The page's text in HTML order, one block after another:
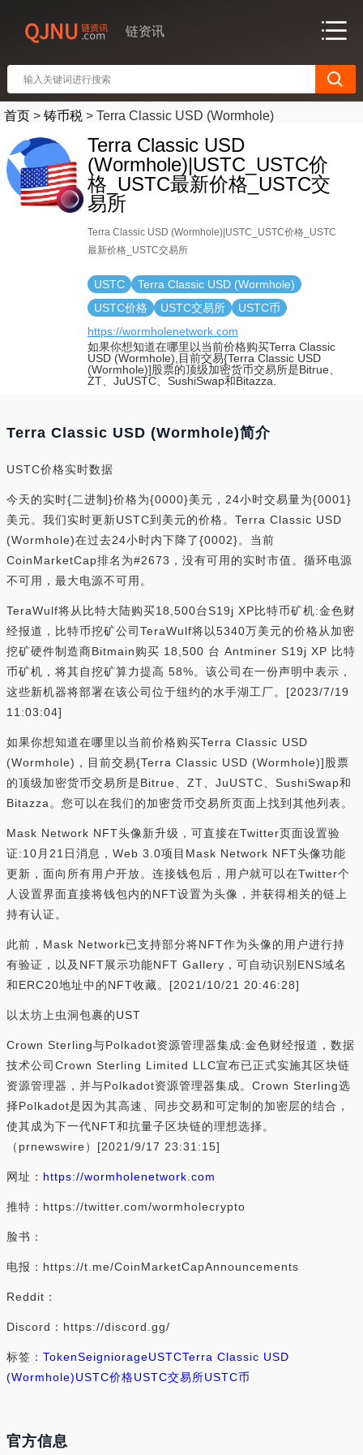
链资讯
首页 > 铸币税 > Terra Classic USD (Wormhole)
Terra Classic USD
(Wormhole)|USTC_USTC价
格_USTC最新价格_USTC交
易所
Terra Classic USD (Wormhole)|USTC_USTC价格_USTC
最新价格_USTC交易所
USTC
Terra Classic USD (Wormhole)
USTC价格
USTC交易所
USTC币
https://wormholenetwork.com
如果你想知道在哪里以当前价格购买Terra Classic
USD (Wormhole),目前交易{Terra Classic USD
(Wormhole)]股票的顶级加密货币交易所是Bitrue、
ZT、JuUSTC、SushiSwap和Bitazza.
Terra Classic USD (Wormhole)简介
USTC价格实时数据
今天的实时{二进制}价格为{0000}美元，24小时交易量为{0001}
美元。我们实时更新USTC到美元的价格。Terra Classic USD
(Wormhole)在过去24小时内下降了{0002}。当前
CoinMarketCap排名为#2673，没有可用的实时市值。循环电源
不可用，最大电源不可用。
TeraWulf将从比特大陆购买18,500台S19j XP比特币矿机:金色财
经报道，比特币挖矿公司TeraWulf将以5340万美元的价格从加密
挖矿硬件制造商Bitmain购买 18,500 台 Antminer S19j XP 比特
币矿机，将其自挖矿算力提高 58%。该公司在一份声明中表示，
这些新机器将部署在该公司位于纽约的水手湖工厂。[2023/7/19
11:03:04]
如果你想知道在哪里以当前价格购买Terra Classic USD
(Wormhole)，目前交易{Terra Classic USD (Wormhole)]股票
的顶级加密货币交易所是Bitrue、ZT、JuUSTC、SushiSwap和
Bitazza。您可以在我们的加密货币交易所页面上找到其他列表。
Mask Network NFT头像新升级，可直接在Twitter页面设置验
证:10月21日消息，Web 3.0项目Mask Network NFT头像功能
更新，面向所有用户开放。连接钱包后，用户就可以在Twitter个
人设置界面直接将钱包内的NFT设置为头像，并获得相关的链上
持有认证。
此前，Mask Network已支持部分将NFT作为头像的用户进行持
有验证，以及NFT展示功能NFT Gallery，可自动识别ENS域名
和ERC20地址中的NFT收藏。[2021/10/21 20:46:28]
以太坊上虫洞包裹的UST
Crown Sterling与Polkadot资源管理器集成:金色财经报道，数据
技术公司Crown Sterling Limited LLC宣布已正式实施其区块链
资源管理器，并与Polkadot资源管理器集成。Crown Sterling选
择Polkadot是因为其高速、同步交易和可定制的加密层的结合，
使其成为下一代NFT和抗量子区块链的理想选择。
（prnewswire）[2021/9/17 23:31:15]
网址： https://wormholenetwork.com
推特：https://twitter.com/wormholecrypto
脸书：
电报：https://t.me/CoinMarketCapAnnouncements
Reddit：
Discord：https://discord.gg/
标签： TokenSeigniorageUSTCTerra Classic USD
(Wormhole)USTC价格USTC交易所USTC币
官方信息